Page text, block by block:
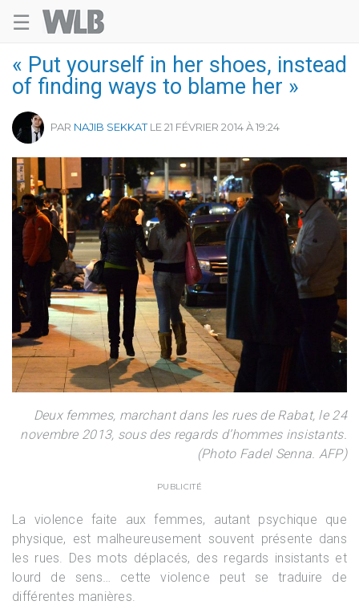
☰
« Put yourself in her shoes, instead
of finding ways to blame her »
PAR NAJIB SEKKATLE 21 FÉVRIER 2014 À 19:24
Deux femmes, marchant dans les rues de Rabat, le 24
novembre 2013, sous des regards d’hommes insistants.
(Photo Fadel Senna. AFP)
PUBLICITÉ
La violence faite aux femmes, autant psychique que
physique, est malheureusement souvent présente dans
les rues. Des mots déplacés, des regards insistants et
lourd de sens… cette violence peut se traduire de
différentes manières.